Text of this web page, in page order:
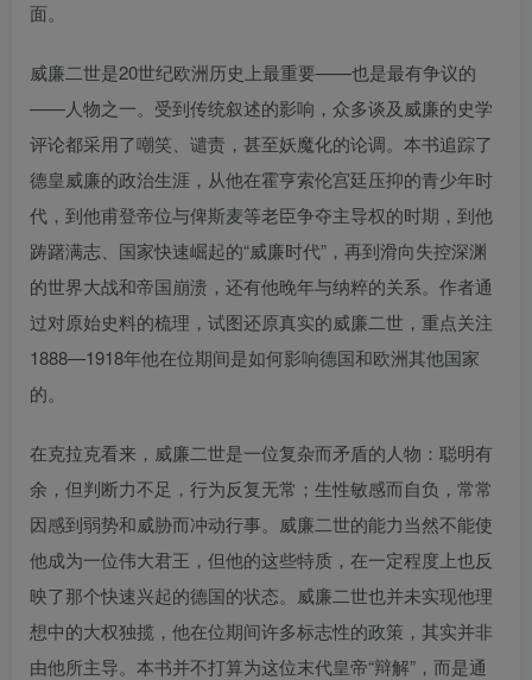
面。
威廉二世是20世纪欧洲历史上最重要——也是最有争议的
——人物之一。受到传统叙述的影响，众多谈及威廉的史学
评论都采用了嘲笑、谴责，甚至妖魔化的论调。本书追踪了
德皇威廉的政治生涯，从他在霍亨索伦宫廷压抑的青少年时
代，到他甫登帝位与俾斯麦等老臣争夺主导权的时期，到他
踌躇满志、国家快速崛起的“威廉时代”，再到滑向失控深渊
的世界大战和帝国崩溃，还有他晚年与纳粹的关系。作者通
过对原始史料的梳理，试图还原真实的威廉二世，重点关注
1888—1918年他在位期间是如何影响德国和欧洲其他国家
的。
在克拉克看来，威廉二世是一位复杂而矛盾的人物：聪明有
余，但判断力不足，行为反复无常；生性敏感而自负，常常
因感到弱势和威胁而冲动行事。威廉二世的能力当然不能使
他成为一位伟大君王，但他的这些特质，在一定程度上也反
映了那个快速兴起的德国的状态。威廉二世也并未实现他理
想中的大权独揽，他在位期间许多标志性的政策，其实并非
由他所主导。本书并不打算为这位末代皇帝“辩解”，而是通